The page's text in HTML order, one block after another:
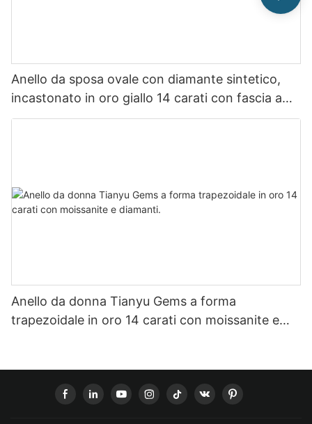
Anello da sposa ovale con diamante sintetico,
incastonato in oro giallo 14 carati con fascia a
forma di cuore tempestata di diamanti.
Anello da donna Tianyu Gems a forma
trapezoidale in oro 14 carati con moissanite e